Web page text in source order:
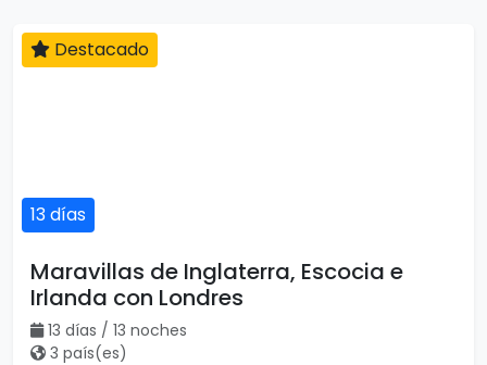
13 días
Destacado
Maravillas de Inglaterra, Escocia e
Irlanda con Londres
13 días / 13 noches
3 país(es)